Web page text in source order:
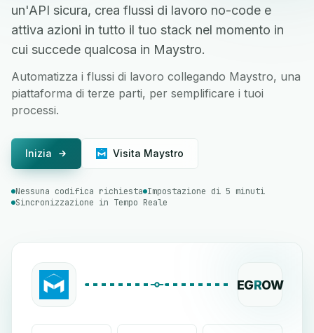
un'API sicura, crea flussi di lavoro no-code e
attiva azioni in tutto il tuo stack nel momento in
cui succede qualcosa in Maystro.
Automatizza i flussi di lavoro collegando Maystro, una
piattaforma di terze parti, per semplificare i tuoi
processi.
Inizia Visita Maystro
Nessuna codifica richiesta Impostazione di 5 minuti
Sincronizzazione in Tempo Reale
EGROW